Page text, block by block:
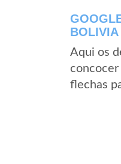
BOLIVIA
Aqui os
flechas